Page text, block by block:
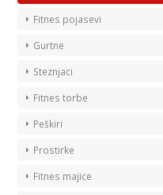
Fitnes pojasevi
Gurtne
Steznjaci
Fitnes torbe
Peškiri
Prostirke
Fitnes majice